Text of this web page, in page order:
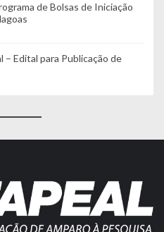
de Bolsas de Iniciação
Edital para Publicação de